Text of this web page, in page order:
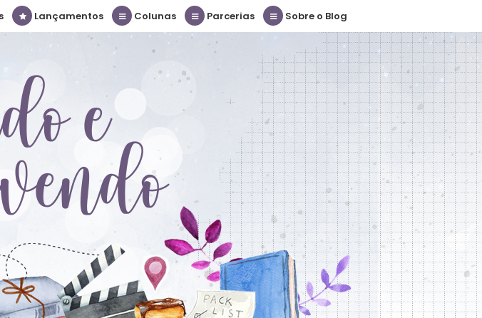
Lançamentos Colunas Parcerias Sobre o Blog